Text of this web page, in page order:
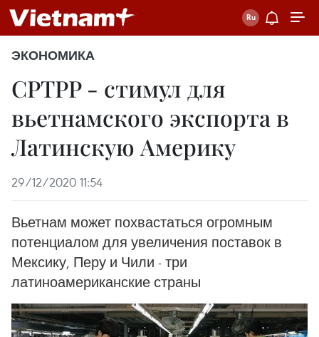
ЭКОНОМИКА
CPTPP - стимул для
вьетнамского экспорта в
Латинскую Америку
29/12/2020 11:54
Вьетнам может похвастаться огромным
потенциалом для увеличения поставок в
Мексику, Перу и Чили - три
латиноамериканские страны